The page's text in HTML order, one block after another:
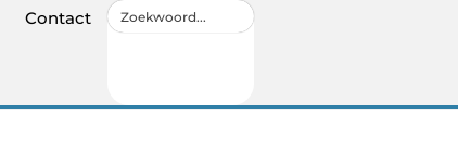
Contact